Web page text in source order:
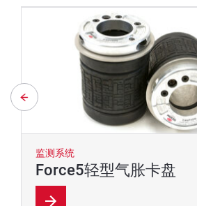
监测系统
Force5轻型气胀卡盘